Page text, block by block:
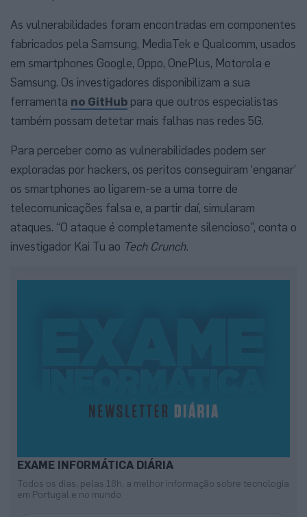
As vulnerabilidades foram encontradas em componentes
fabricados pela Samsung, MediaTek e Qualcomm, usados
em smartphones Google, Oppo, OnePlus, Motorola e
Samsung. Os investigadores disponibilizam a sua
ferramenta no GitHub para que outros especialistas
também possam detetar mais falhas nas redes 5G.
Para perceber como as vulnerabilidades podem ser
exploradas por hackers, os peritos conseguiram ‘enganar’
os smartphones ao ligarem-se a uma torre de
telecomunicações falsa e, a partir daí, simularam
ataques. “O ataque é completamente silencioso”, conta o
investigador Kai Tu ao Tech Crunch.
EXAME INFORMÁTICA DIÁRIA
Todos os dias, pelas 18h, a melhor informação sobre tecnologia
em Portugal e no mundo